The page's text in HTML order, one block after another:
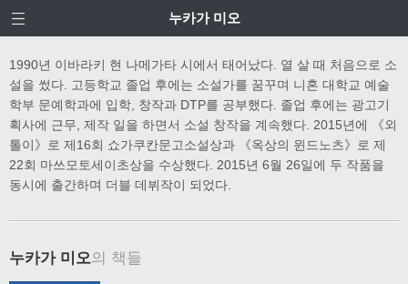
누카가 미오
1990년 이바라키 현 나메가타 시에서 태어났다. 열 살 때 처음으로 소
설을 썼다. 고등학교 졸업 후에는 소설가를 꿈꾸며 니혼 대학교 예술
학부 문예학과에 입학, 창작과 DTP를 공부했다. 졸업 후에는 광고기
획사에 근무, 제작 일을 하면서 소설 창작을 계속했다. 2015년에 《외
톨이》로 제16회 쇼가쿠칸문고소설상과 《옥상의 윈드노츠》로 제
22회 마쓰모토세이초상을 수상했다. 2015년 6월 26일에 두 작품을
동시에 출간하며 더블 데뷔작이 되었다.
누카가 미오의 책들